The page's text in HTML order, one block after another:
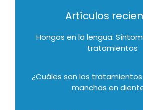
Artículos
Hongos en la lengua:
tratamientos
¿Cuáles son los
manchas en